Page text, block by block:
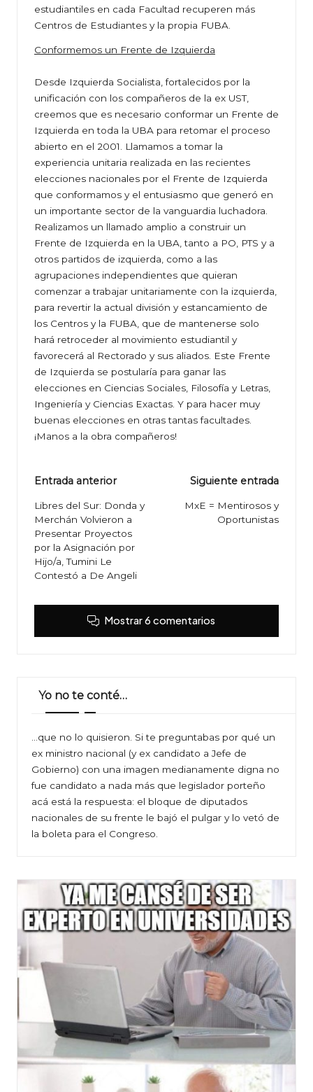
estudiantiles en cada Facultad recuperen más
Centros de Estudiantes y la propia FUBA.
Conformemos un Frente de Izquierda
Desde Izquierda Socialista, fortalecidos por la
unificación con los compañeros de la ex UST,
creemos que es necesario conformar un Frente de
Izquierda en toda la UBA para retomar el proceso
abierto en el 2001. Llamamos a tomar la
experiencia unitaria realizada en las recientes
elecciones nacionales por el Frente de Izquierda
que conformamos y el entusiasmo que generó en
un importante sector de la vanguardia luchadora.
Realizamos un llamado amplio a construir un
Frente de Izquierda en la UBA, tanto a PO, PTS y a
otros partidos de izquierda, como a las
agrupaciones independientes que quieran
comenzar a trabajar unitariamente con la izquierda,
para revertir la actual división y estancamiento de
los Centros y la FUBA, que de mantenerse solo
hará retroceder al movimiento estudiantil y
favorecerá al Rectorado y sus aliados. Este Frente
de Izquierda se postularía para ganar las
elecciones en Ciencias Sociales, Filosofía y Letras,
Ingeniería y Ciencias Exactas. Y para hacer muy
buenas elecciones en otras tantas facultades.
¡Manos a la obra compañeros!
Navegación
de
entradas
Entrada anterior
Libres del Sur: Donda y
Merchán Volvieron a
Presentar Proyectos
por la Asignación por
Hijo/a, Tumini Le
Contestó a De Angeli
Siguiente entrada
MxE = Mentirosos y
Oportunistas
Mostrar 6 comentarios
Yo no te conté…
…que no lo quisieron. Si te preguntabas por qué un
ex ministro nacional (y ex candidato a Jefe de
Gobierno) con una imagen medianamente digna no
fue candidato a nada más que legislador porteño
acá está la respuesta: el bloque de diputados
nacionales de su frente le bajó el pulgar y lo vetó de
la boleta para el Congreso.